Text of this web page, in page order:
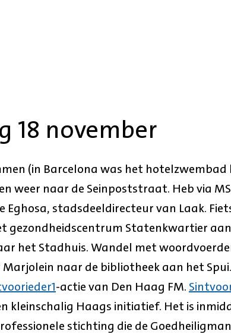
18 november
(in Barcelona was het hotelzwembad
weer naar de Seinpoststraat. Heb via
Eghosa, stadsdeeldirecteur van Laak.
gezondheidscentrum Statenkwartier
het Stadhuis. Wandel met
naar de bibliotheek aan het
-actie van Den Haag FM.
kleinschalig Haags initiatief. Het is
stichting die de